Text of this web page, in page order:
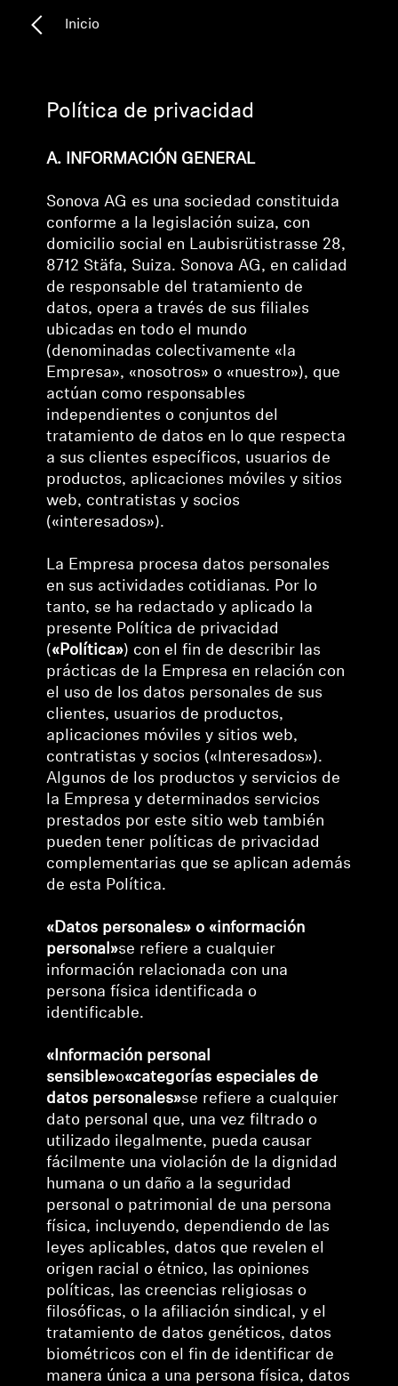
Audición por categoría
Auriculares para televisión
Recursos auditivos
Barras de sonido
Barras de sonido y subwoofers AMBEO
Descubre AMBEO
Explorar
Acerca de nosotros
Innovaciones
Espacio sonoro
Soporte
Pide ayuda
Garantía y servicio técnico
Contactar con el servicio de asistencia
Profesional
Inicio
Política de privacidad
A. INFORMACIÓN GENERAL
Sonova AG es una sociedad constituida
conforme a la legislación suiza, con
domicilio social en Laubisrütistrasse 28,
8712 Stäfa, Suiza. Sonova AG, en calidad
de responsable del tratamiento de
datos, opera a través de sus filiales
ubicadas en todo el mundo
(denominadas colectivamente «la
Empresa», «nosotros» o «nuestro»), que
actúan como responsables
independientes o conjuntos del
tratamiento de datos en lo que respecta
a sus clientes específicos, usuarios de
productos, aplicaciones móviles y sitios
web, contratistas y socios
(«interesados»).
La Empresa procesa datos personales
en sus actividades cotidianas. Por lo
tanto, se ha redactado y aplicado la
presente Política de privacidad
(«Política») con el fin de describir las
prácticas de la Empresa en relación con
el uso de los datos personales de sus
clientes, usuarios de productos,
aplicaciones móviles y sitios web,
contratistas y socios («Interesados»).
Algunos de los productos y servicios de
la Empresa y determinados servicios
prestados por este sitio web también
pueden tener políticas de privacidad
complementarias que se aplican además
de esta Política.
«Datos personales» o «información
personal»se refiere a cualquier
información relacionada con una
persona física identificada o
identificable.
«Información personal
sensible»o«categorías especiales de
datos personales»se refiere a cualquier
dato personal que, una vez filtrado o
utilizado ilegalmente, pueda causar
fácilmente una violación de la dignidad
humana o un daño a la seguridad
personal o patrimonial de una persona
física, incluyendo, dependiendo de las
leyes aplicables, datos que revelen el
origen racial o étnico, las opiniones
políticas, las creencias religiosas o
filosóficas, o la afiliación sindical, y el
tratamiento de datos genéticos, datos
biométricos con el fin de identificar de
manera única a una persona física, datos